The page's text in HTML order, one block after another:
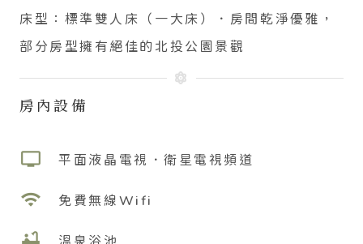
床型：標準雙人床（一大床）
．房間乾淨優雅，
部分房型擁有絕佳的北投公園景觀
房內設備
tv 平面液晶電視．衛星電視頻道
wifi 免費無線Wifi
溫泉浴池